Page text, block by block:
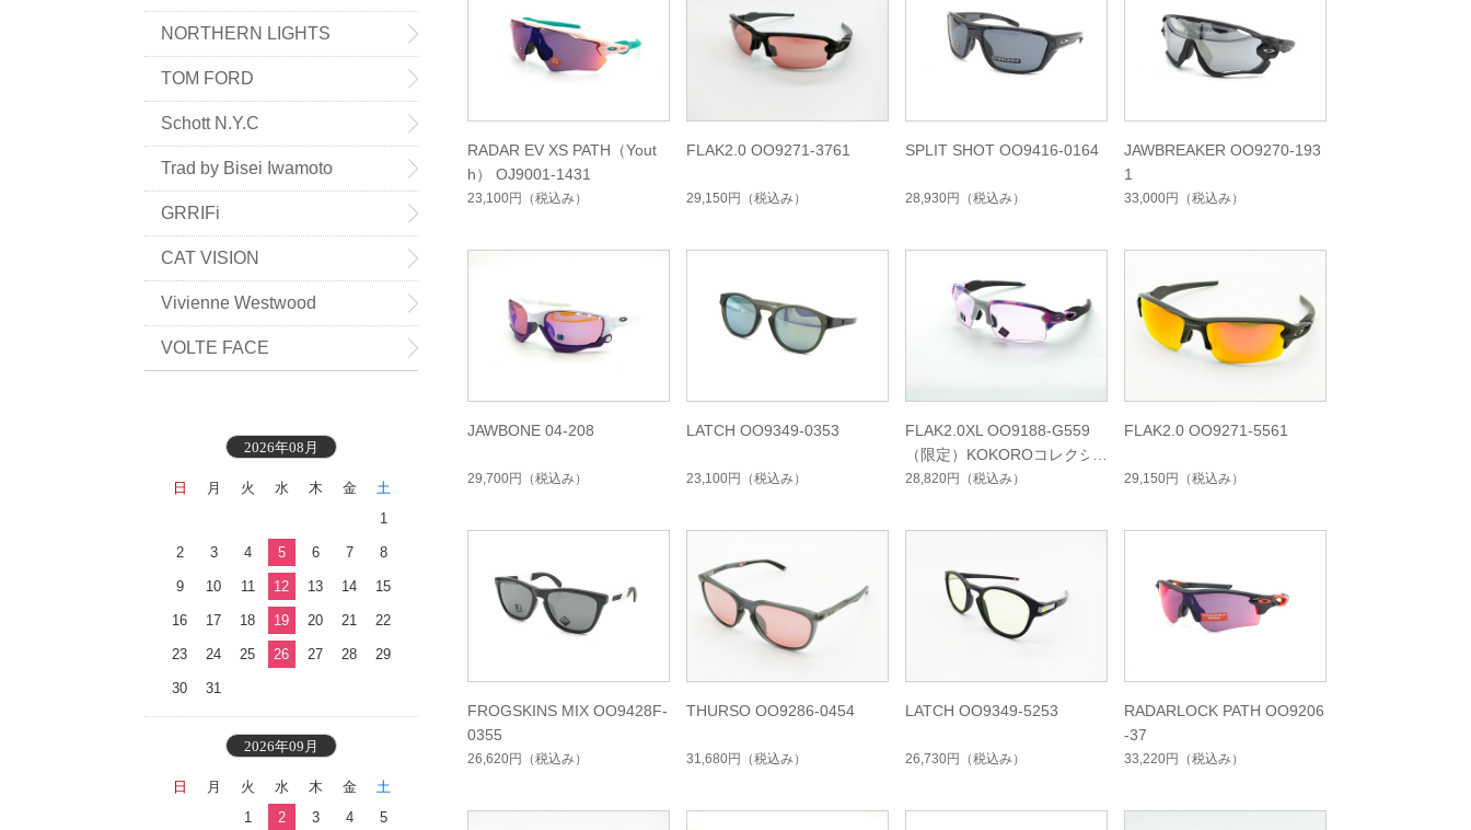
RADAR EV XS PATH（Yout
h） OJ9001-1431
23,100円 （税込み）
FLAK2.0 OO9271-3761
29,150円 （税込み）
SPLIT SHOT OO9416-0164
28,930円 （税込み）
JAWBREAKER OO9270-193
1
33,000円 （税込み）
JAWBONE 04-208
29,700円 （税込み）
LATCH OO9349-0353
23,100円 （税込み）
FLAK2.0XL OO9188-G559
（限定）KOKOROコレクシ
ョン
28,820円 （税込み）
FLAK2.0 OO9271-5561
29,150円 （税込み）
FROGSKINS MIX OO9428F-
0355
26,620円 （税込み）
THURSO OO9286-0454
31,680円 （税込み）
LATCH OO9349-5253
26,730円 （税込み）
RADARLOCK PATH OO9206
-37
33,220円 （税込み）
NORTHERN LIGHTS
TOM FORD
Schott N.Y.C
Trad by Bisei Iwamoto
GRRIFi
CAT VISION
Vivienne Westwood
VOLTE FACE
2026年08月
日 月 火 水 木 金
土
1
2 3 4 5 6 7 8
9 10 11 12 13 14 15
16 17 18 19 20 21 22
23 24 25 26 27 28 29
30 31
2026年09月
日 月 火 水 木 金
土
1
2 3 4 5